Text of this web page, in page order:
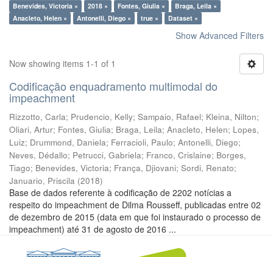
Benevides, Victoria × 2018 × Fontes, Giulia ×
Braga, Leila ×
Anacleto, Helen ×
Antonelli, Diego × true × Dataset ×
Show Advanced Filters
Now showing items 1-1 of 1
Codificação enquadramento multimodal do
impeachment
Rizzotto, Carla; Prudencio, Kelly; Sampaio, Rafael; Kleina, Nilton;
Oliari, Artur; Fontes, Giulia; Braga, Leila; Anacleto, Helen; Lopes,
Luiz; Drummond, Daniela; Ferracioli, Paulo; Antonelli, Diego;
Neves, Dédallo; Petrucci, Gabriela; Franco, Crislaine; Borges,
Tiago; Benevides, Victoria; França, Djiovani; Sordi, Renato;
Januario, Priscila (2018)
Base de dados referente à codificação de 2202 notícias a
respeito do impeachment de Dilma Rousseff, publicadas entre 02
de dezembro de 2015 (data em que foi instaurado o processo de
impeachment) até 31 de agosto de 2016 ...